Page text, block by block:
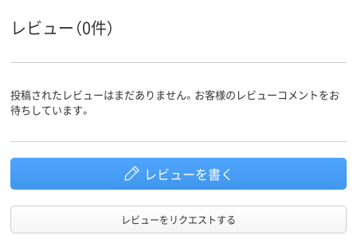
レビュー（0件）
投稿されたレビューはまだありません。お客様のレビューコメントをお
待ちしています。
レビューを書く
レビューをリクエストする